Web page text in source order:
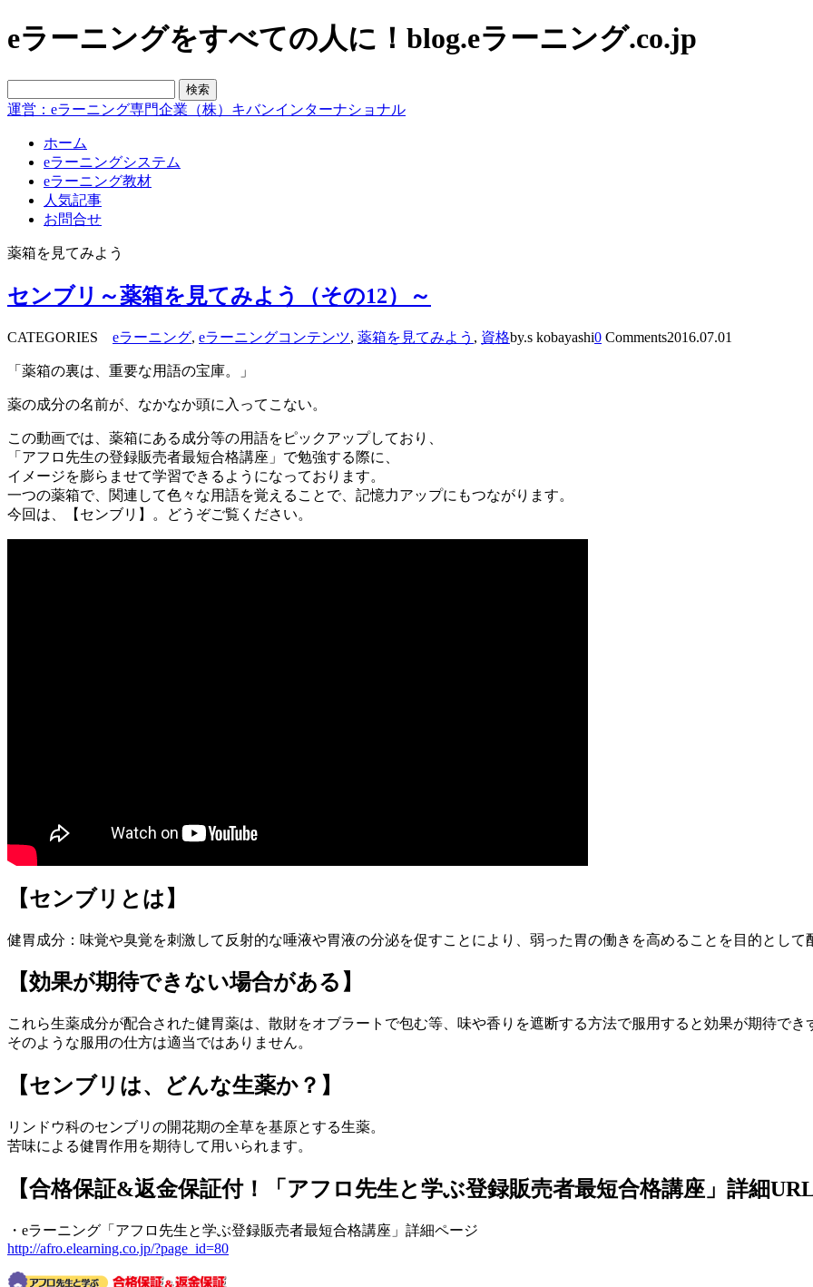
eラーニングをすべての人に！blog.eラーニング.co.jp
運営：eラーニング専門企業（株）キバンインターナショナル
ホーム
eラーニングシステム
eラーニング教材
人気記事
お問合せ
薬箱を見てみよう
センブリ～薬箱を見てみよう（その12）～
CATEGORIES eラーニング, eラーニングコンテンツ, 薬箱を見てみよう , 資格by.s kobayashi0 Comments2016.07.01
「薬箱の裏は、重要な用語の宝庫。」
薬の成分の名前が、なかなか頭に入ってこない。
この動画では、薬箱にある成分等の用語をピックアップしており、
「アフロ先生の登録販売者最短合格講座」で勉強する際に、
イメージを膨らませて学習できるようになっております。
一つの薬箱で、関連して色々な用語を覚えることで、記憶力アップにもつながります。
今回は、【センブリ】。どうぞご覧ください。
【センブリとは】
健胃成分：味覚や臭覚を刺激して反射的な唾液や胃液の分泌を促すことにより、弱った胃の働きを高めることを目的として
【効果が期待できない場合がある】
これら生薬成分が配合された健胃薬は、散財をオブラートで包む等、味や香りを遮断する方法で服用すると効果が期待でき
そのような服用の仕方は適当ではありません。
【センブリは、どんな生薬か？】
リンドウ科のセンブリの開花期の全草を基原とする生薬。
苦味による健胃作用を期待して用いられます。
【合格保証&返金保証付！「アフロ先生と学ぶ登録販売者最短合格講座」詳細URL
・eラーニング「アフロ先生と学ぶ登録販売者最短合格講座」詳細ページ
http://afro.elearning.co.jp/?page_id=80